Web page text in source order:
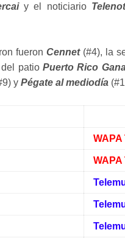
y el noticiario
fueron Cennet(#4), la
patio Puerto Rico
y Pégate al mediodía
WAPA
WAPA